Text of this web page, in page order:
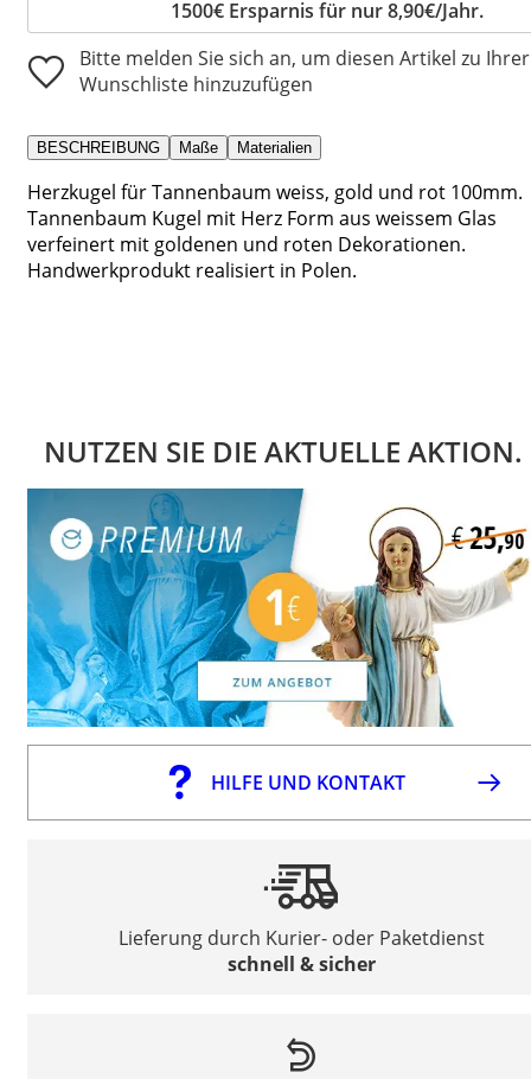
1500€ Ersparnis für nur 8,90€/Jahr.
Bitte melden Sie sich an, um diesen Artikel zu Ihrer
Wunschliste hinzuzufügen
BESCHREIBUNG Maße Materialien
Herzkugel für Tannenbaum weiss, gold und rot 100mm.
Tannenbaum Kugel mit Herz Form aus weissem Glas
verfeinert mit goldenen und roten Dekorationen.
Handwerkprodukt realisiert in Polen.
NUTZEN SIE DIE AKTUELLE AKTION.
HILFE UND KONTAKT
Lieferung durch Kurier- oder Paketdienst
schnell & sicher